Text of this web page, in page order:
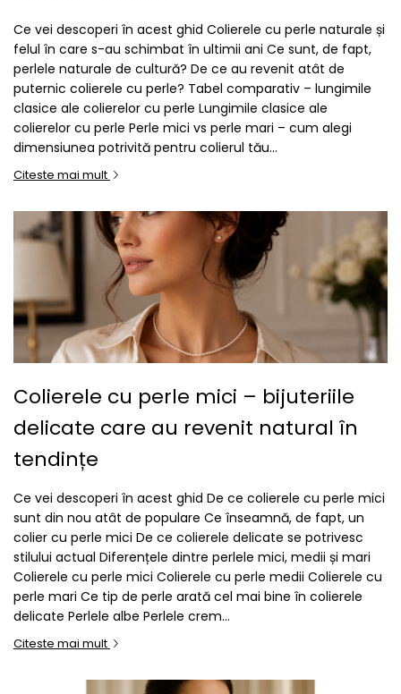
Brățări cu Perle
Pandantive cu Perle
Brose cu Perle
Ce vei descoperi în acest ghid Colierele cu perle naturale și
felul în care s-au schimbat în ultimii ani Ce sunt, de fapt,
perlele naturale de cultură? De ce au revenit atât de
puternic colierele cu perle? Tabel comparativ – lungimile
clasice ale colierelor cu perle Lungimile clasice ale
colierelor cu perle Perle mici vs perle mari – cum alegi
dimensiunea potrivită pentru colierul tău...
Citeste mai mult
Colierele cu perle mici – bijuteriile
delicate care au revenit natural în
tendințe
Ce vei descoperi în acest ghid De ce colierele cu perle mici
sunt din nou atât de populare Ce înseamnă, de fapt, un
colier cu perle mici De ce colierele delicate se potrivesc
stilului actual Diferențele dintre perlele mici, medii și mari
Colierele cu perle mici Colierele cu perle medii Colierele cu
perle mari Ce tip de perle arată cel mai bine în colierele
delicate Perlele albe Perlele crem...
Citeste mai mult